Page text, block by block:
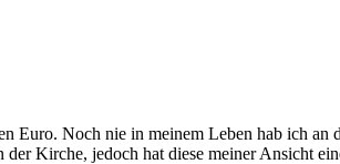
Euro. Noch nie in meinem Leben hab ich
Kirche, jedoch hat diese meiner Ansicht